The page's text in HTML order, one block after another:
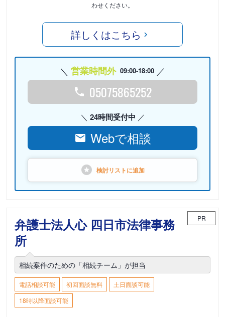
わせください。
詳しくはこちら
営業時間外 09:00-18:00
05075865252
24時間受付中
Webで相談
検討リストに追加
弁護士法人心 四日市法律事務
所
PR
相続案件のための「相続チーム」が担当
電話相談可能 初回面談無料
土日面談可能
18時以降面談可能